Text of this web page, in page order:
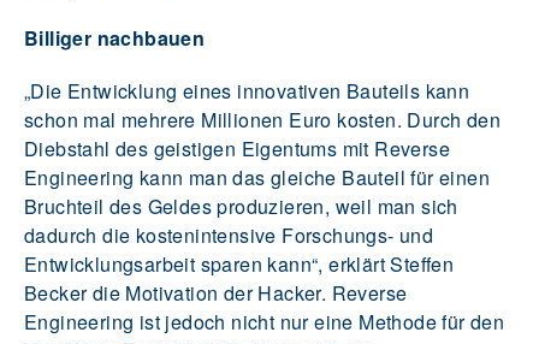
Billiger nachbauen
„Die Entwicklung eines innovativen Bauteils kann
schon mal mehrere Millionen Euro kosten. Durch den
Diebstahl des geistigen Eigentums mit Reverse
Engineering kann man das gleiche Bauteil für einen
Bruchteil des Geldes produzieren, weil man sich
dadurch die kostenintensive Forschungs- und
Entwicklungsarbeit sparen kann“, erklärt Steffen
Becker die Motivation der Hacker. Reverse
Engineering ist jedoch nicht nur eine Methode für den